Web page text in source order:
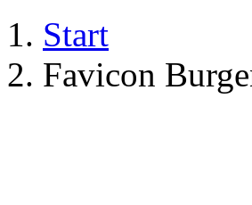
Start
Favicon